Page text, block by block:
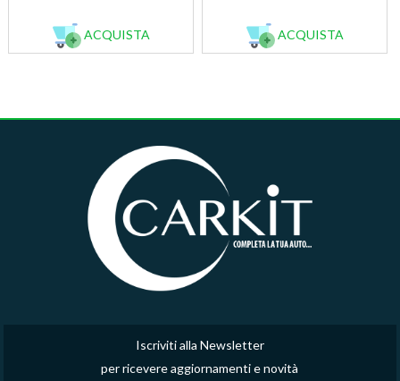
ACQUISTA ACQUISTA
Iscriviti alla Newsletter
per ricevere aggiornamenti e novità